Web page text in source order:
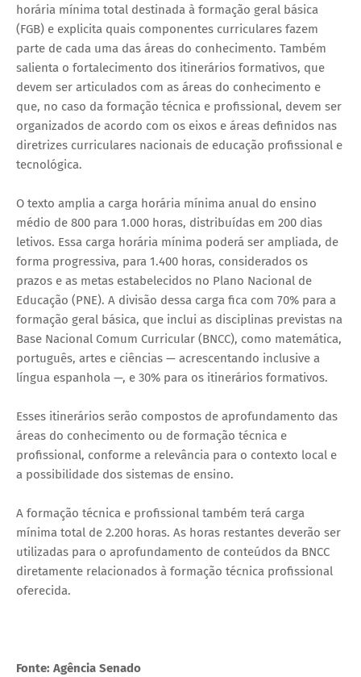
horária mínima total destinada à formação geral básica
(FGB) e explicita quais componentes curriculares fazem
parte de cada uma das áreas do conhecimento. Também
salienta o fortalecimento dos itinerários formativos, que
devem ser articulados com as áreas do conhecimento e
que, no caso da formação técnica e profissional, devem ser
organizados de acordo com os eixos e áreas definidos nas
diretrizes curriculares nacionais de educação profissional e
tecnológica.
O texto amplia a carga horária mínima anual do ensino
médio de 800 para 1.000 horas, distribuídas em 200 dias
letivos. Essa carga horária mínima poderá ser ampliada, de
forma progressiva, para 1.400 horas, considerados os
prazos e as metas estabelecidos no Plano Nacional de
Educação (PNE). A divisão dessa carga fica com 70% para a
formação geral básica, que inclui as disciplinas previstas na
Base Nacional Comum Curricular (BNCC), como matemática,
português, artes e ciências — acrescentando inclusive a
língua espanhola —, e 30% para os itinerários formativos.
Esses itinerários serão compostos de aprofundamento das
áreas do conhecimento ou de formação técnica e
profissional, conforme a relevância para o contexto local e
a possibilidade dos sistemas de ensino.
A formação técnica e profissional também terá carga
mínima total de 2.200 horas. As horas restantes deverão ser
utilizadas para o aprofundamento de conteúdos da BNCC
diretamente relacionados à formação técnica profissional
oferecida.
Fonte: Agência Senado